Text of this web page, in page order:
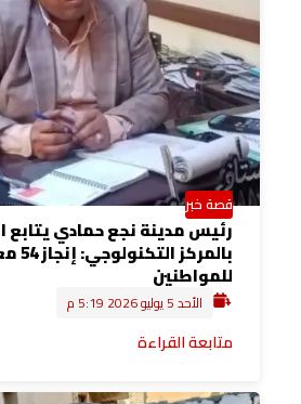
قصة خبر
رئيس مدينة نجع حمادي يتابع
بالمركز
للمواطنين
الأحد 5 يوليو 2026 5:19 م
متابعة القراءة